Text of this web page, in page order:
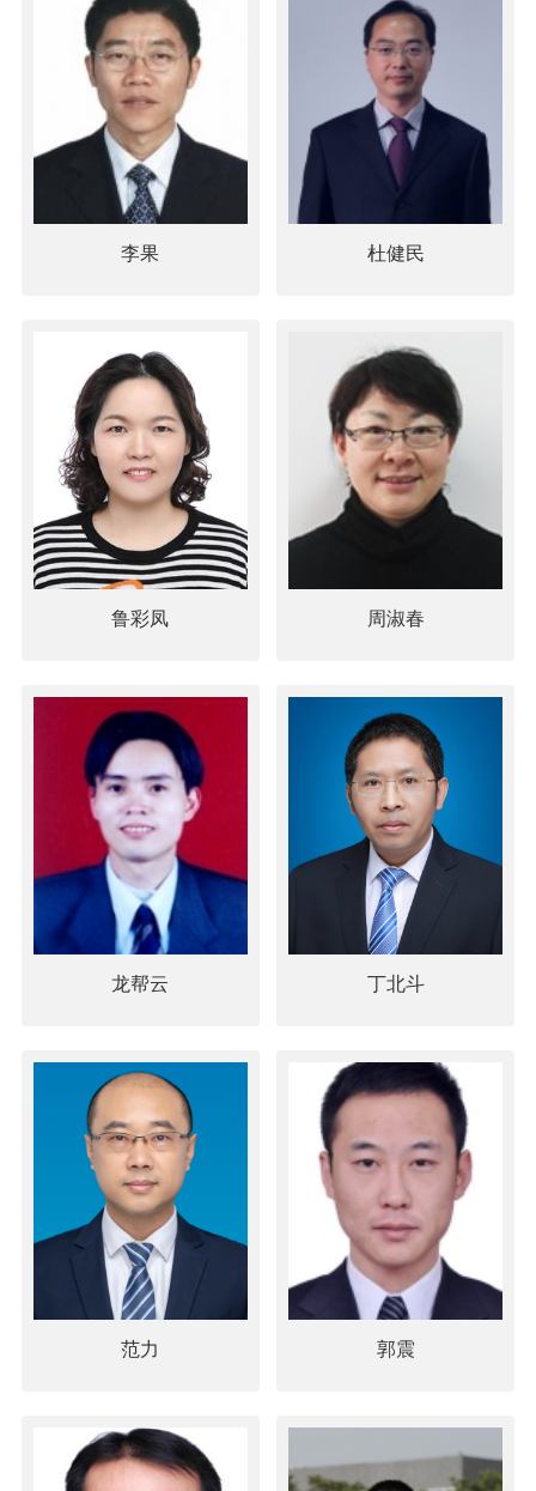
李果 杜健民
鲁彩凤 周淑春
龙帮云 丁北斗
范力 郭震